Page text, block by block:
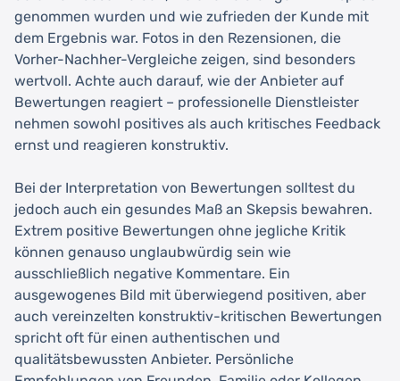
genommen wurden und wie zufrieden der Kunde mit
dem Ergebnis war. Fotos in den Rezensionen, die
Vorher-Nachher-Vergleiche zeigen, sind besonders
wertvoll. Achte auch darauf, wie der Anbieter auf
Bewertungen reagiert – professionelle Dienstleister
nehmen sowohl positives als auch kritisches Feedback
ernst und reagieren konstruktiv.
Bei der Interpretation von Bewertungen solltest du
jedoch auch ein gesundes Maß an Skepsis bewahren.
Extrem positive Bewertungen ohne jegliche Kritik
können genauso unglaubwürdig sein wie
ausschließlich negative Kommentare. Ein
ausgewogenes Bild mit überwiegend positiven, aber
auch vereinzelten konstruktiv-kritischen Bewertungen
spricht oft für einen authentischen und
qualitätsbewussten Anbieter. Persönliche